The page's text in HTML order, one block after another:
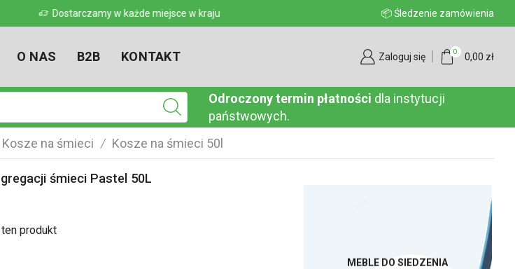
Dostarczamy w każde miejsce w kraju 📦 Śledzenie zamówienia
O NAS B2B KONTAKT Zaloguj się 0 0,00 zł
Odroczony termin płatności dla instytucji
państwowych.
Kosze na śmieci / Kosze na śmieci 50l
śmieci Pastel 50L
produkt
MEBLE DO SIEDZENIA